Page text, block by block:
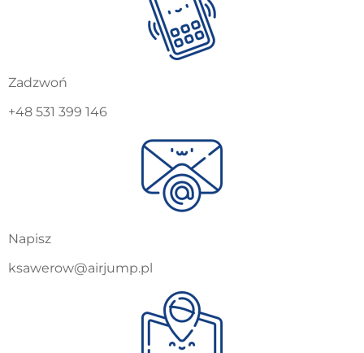
Zadzwoń
+48 531 399 146
Napisz
ksawerow@airjump.pl